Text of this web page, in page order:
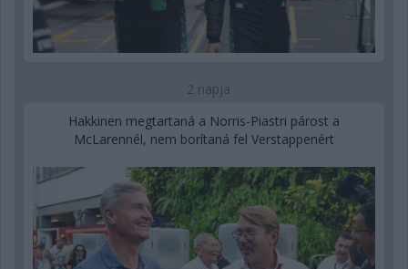
2 napja
Hakkinen megtartaná a Norris-Piastri párost a
McLarennél, nem borítaná fel Verstappenért